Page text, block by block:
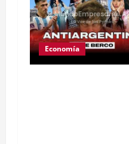
Economía